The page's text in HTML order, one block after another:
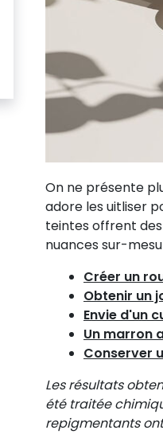
On ne présente
adore les uitliser
teintes offrent
nuances sur-
Créer un
Obtenir un
Envie d'un
Un marron
Conserver
Les résultats
été traitée
repigmentants